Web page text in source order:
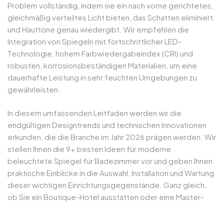
Problem vollständig, indem sie ein nach vorne gerichtetes,
gleichmäßig verteiltes Licht bieten, das Schatten eliminiert
und Hauttöne genau wiedergibt. Wir empfehlen die
Integration von Spiegeln mit fortschrittlicher LED-
Technologie, hohem Farbwiedergabeindex (CRI) und
robusten, korrosionsbeständigen Materialien, um eine
dauerhafte Leistung in sehr feuchten Umgebungen zu
gewährleisten.
In diesem umfassenden Leitfaden werden wir die
endgültigen Designtrends und technischen Innovationen
erkunden, die die Branche im Jahr 2026 prägen werden. Wir
stellen Ihnen die 9+ besten Ideen für moderne
beleuchtete Spiegel für Badezimmer vor und geben Ihnen
praktische Einblicke in die Auswahl, Installation und Wartung
dieser wichtigen Einrichtungsgegenstände. Ganz gleich,
ob Sie ein Boutique-Hotel ausstatten oder eine Master-